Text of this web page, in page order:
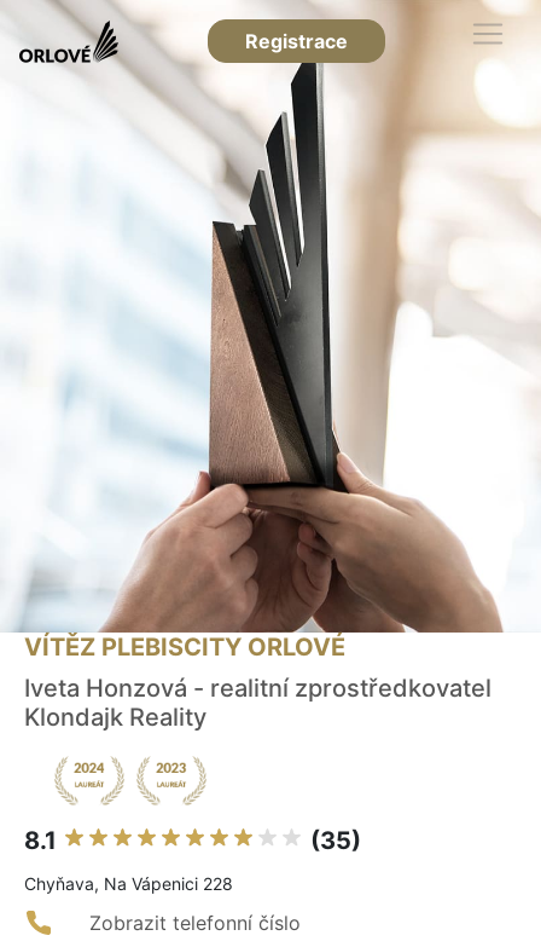
Registrace
VÍTĚZ PLEBISCITY ORLOVÉ
Iveta Honzová - realitní zprostředkovatel
Klondajk Reality
8.1 (35)
Chyňava, Na Vápenici 228
Zobrazit telefonní číslo